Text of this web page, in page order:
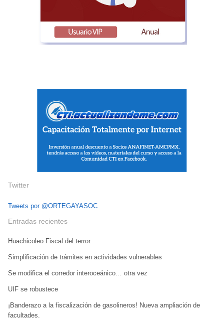
Twitter
Tweets por @ORTEGAYASOC
Entradas recientes
Huachicoleo Fiscal del terror.
Simplificación de trámites en actividades vulnerables
Se modifica el corredor interoceánico… otra vez
UIF se robustece
¡Banderazo a la fiscalización de gasolineros! Nueva ampliación de
facultades.